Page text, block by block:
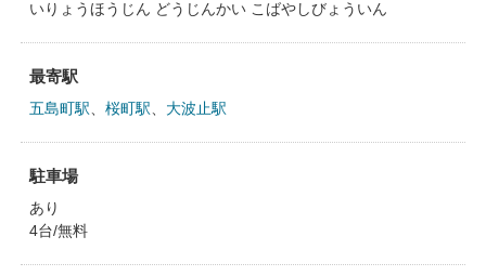
いりょうほうじん どうじんかい こばやしびょういん
最寄駅
五島町駅 桜町駅 大波止駅
駐車場
あり
4台/無料